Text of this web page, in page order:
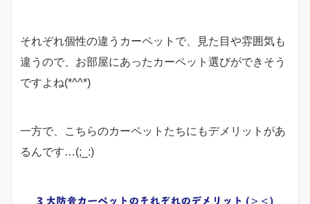
それぞれ個性の違うカーペットで、見た目や雰囲気も
違うので、お部屋にあったカーペット選びができそう
ですよね(*^^*)
一方で、こちらのカーペットたちにもデメリットがあ
るんです…(;_:)